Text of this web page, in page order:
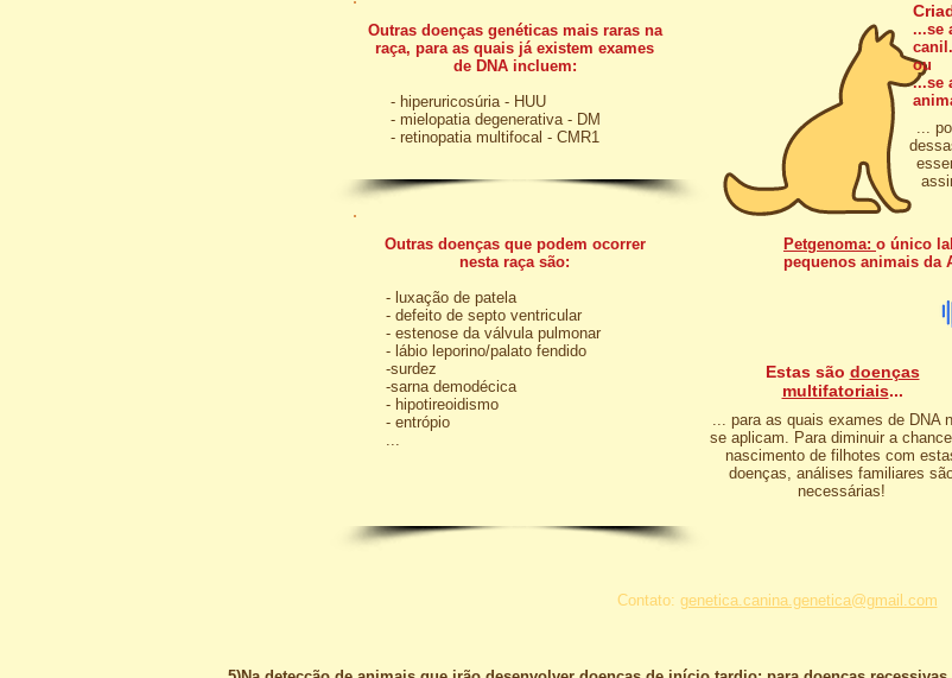
Outras doenças genéticas mais raras na
raça, para as quais já existem exames
de DNA incluem:
- hiperuricosúria - HUU
- mielopatia degenerativa - DM
- retinopatia multifocal - CMR1
Outras doenças que podem ocorrer
nesta raça são:
- luxação de patela
- defeito de septo ventricular
- estenose da válvula pulmonar
- lábio leporino/palato fendido
-surdez
-sarna demodécica
- hipotireoidismo
- entrópio
...
...se
ou
...se
...
Estas são doenças
multifatoriais...
... para as quais exames de DNA
se aplicam. Para diminuir a
nascimento de filhotes com
doenças, análises familiares
necessárias!
Petgenoma: o único
pequenos animais da
Contato: genetica.canina.genetica@gmail.com